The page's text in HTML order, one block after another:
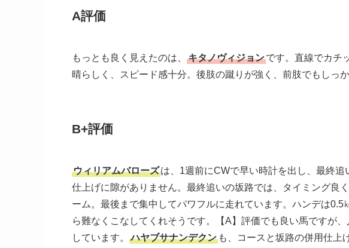
A評価
もっとも良く見えたのは、 キタノヴィジョンです。直線でカチ
晴らしく、スピード感十分。後肢の蹴りが強く、前肢でもしっ
B+評価
ウィリアムバローズは、1週前にCWで早い時計を出し、最終
仕上げに隙がありません。最終追いの坂路では、タイミング良
ーム。最後まで集中してパワフルに走れています。ハンデは
ら難なくこなしてくれそうです。【A】評価でも良い馬ですが
しています。
ハヤブサナンデクン も、コースと坂路の併用仕上